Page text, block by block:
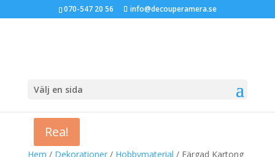
070-547 20 56 info@decouperamera.se
Välj en sida
Hem / Dekorationer/ Hobbymaterial / Färgad Kartong
Rea!